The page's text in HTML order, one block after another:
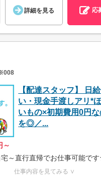
詳細を見る 応
【配達スタッフ】 日
い・現金手渡しアリ*
いもの×初期費用0円
を◎／...
～
宅～直行直帰でお仕事可能で
仕事内容を見てみる ∨